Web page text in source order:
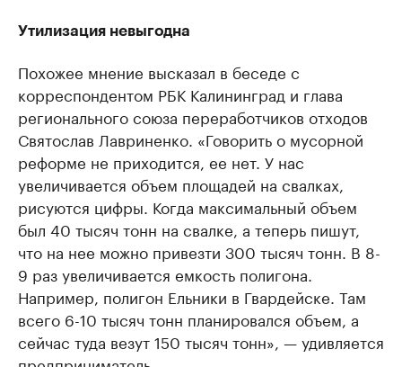
Утилизация невыгодна
Похожее мнение высказал в беседе с
корреспондентом РБК Калининград и глава
регионального союза переработчиков отходов
Святослав Лавриненко. «Говорить о мусорной
реформе не приходится, ее нет. У нас
увеличивается объем площадей на свалках,
рисуются цифры. Когда максимальный объем
был 40 тысяч тонн на свалке, а теперь пишут,
что на нее можно привезти 300 тысяч тонн. В 8-
9 раз увеличивается емкость полигона.
Например, полигон Ельники в Гвардейске. Там
всего 6-10 тысяч тонн планировался объем, а
сейчас туда везут 150 тысяч тонн», — удивляется